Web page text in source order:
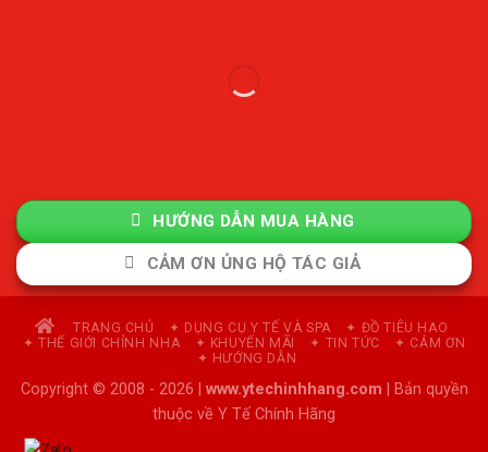
Tham Gia Cộng Đồng
HƯỚNG DẪN MUA HÀNG
CẢM ƠN ỦNG HỘ TÁC GIẢ
TRANG CHỦ ✦ DỤNG CỤ Y TẾ VÀ SPA
✦ ĐỒ TIÊU HAO
✦ THẾ GIỚI CHỈNH NHA
✦ KHUYẾN MÃI ✦ TIN TỨC
✦ CẢM ƠN
✦ HƯỚNG DẪN
Copyright © 2008 - 2026 | www.ytechinhhang.com | Bản quyền
thuộc về Y Tế Chính Hãng